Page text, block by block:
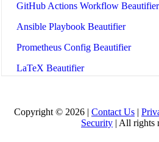
GitHub Actions Workflow Beautifier
Ansible Playbook Beautifier
Prometheus Config Beautifier
LaTeX Beautifier
React Native Beautifier
Gherkin Beautifier
Copyright © 2026 | Contact Us |
Security | All rights